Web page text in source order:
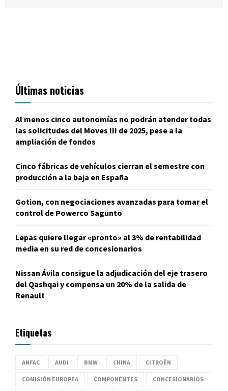
Últimas noticias
Al menos cinco autonomías no podrán atender todas
las solicitudes del Moves III de 2025, pese a la
ampliación de fondos
Cinco fábricas de vehículos cierran el semestre con
producción a la baja en España
Gotion, con negociaciones avanzadas para tomar el
control de Powerco Sagunto
Lepas quiere llegar «pronto» al 3% de rentabilidad
media en su red de concesionarios
Nissan Ávila consigue la adjudicación del eje trasero
del Qashqai y compensa un 20% de la salida de
Renault
Etiquetas
ANFAC AUDI BMW CHINA CITROËN
COMISIÓN EUROPEA COMPONENTES CONCESIONARIOS